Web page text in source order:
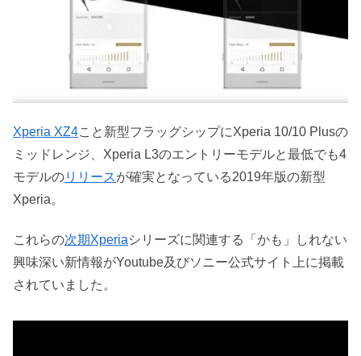
Xperia XZ4こと新型フラッグシップにXperia 10/10 Plusの
ミッドレンジ、Xperia L3のエントリーモデルと最低でも4
モデルのリリースが確実となっている2019年版の新型
Xperia。
これらの次期Xperiaシリーズに関連する「かも」しれない
興味深い新情報がYoutube及びソニー公式サイト上に掲載
されていました。